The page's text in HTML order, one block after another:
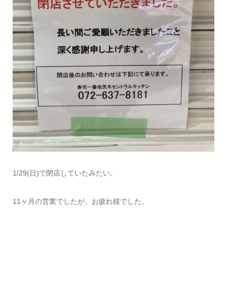
1/29(日)で閉店していたみたい。
11ヶ月の営業でしたが、お疲れ様でした。